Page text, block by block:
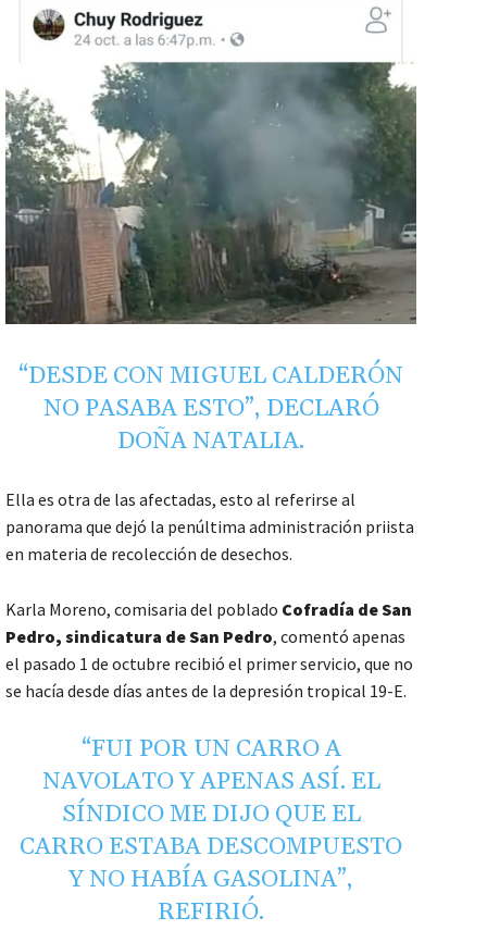
“DESDE CON MIGUEL CALDERÓN
NO PASABA ESTO”, DECLARÓ
DOÑA NATALIA.
Ella es otra de las afectadas, esto al referirse al
panorama que dejó la penúltima administración priista
en materia de recolección de desechos.
Karla Moreno, comisaria del poblado Cofradía de San
Pedro, sindicatura de San Pedro, comentó apenas
el pasado 1 de octubre recibió el primer servicio, que no
se hacía desde días antes de la depresión tropical 19-E.
“FUI POR UN CARRO A
NAVOLATO Y APENAS ASÍ. EL
SÍNDICO ME DIJO QUE EL
CARRO ESTABA DESCOMPUESTO
Y NO HABÍA GASOLINA”,
REFIRIÓ.